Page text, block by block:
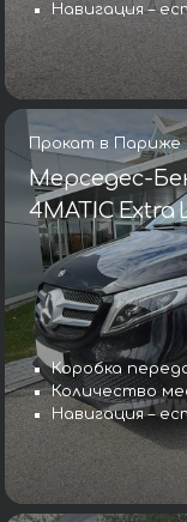
Навигация –
Прокат в Париже
Мерседес-
4MATIC Extra
Коробка
Количество
Навигация –